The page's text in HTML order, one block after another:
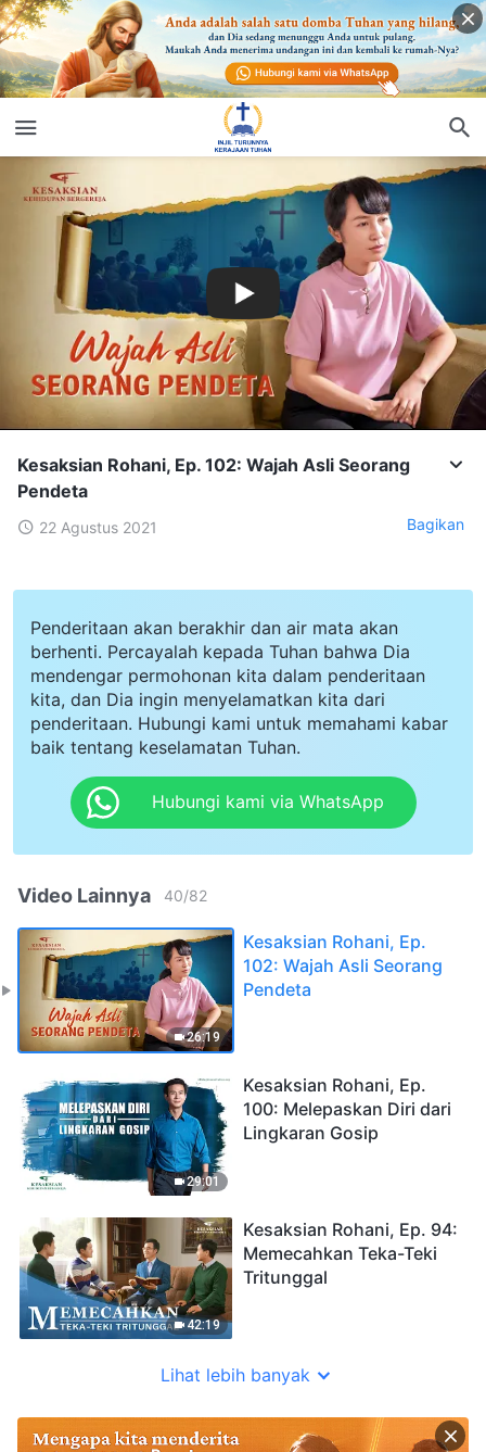
Kesaksian Rohani, Ep. 102: Wajah Asli Seorang
Pendeta
22 Agustus 2021 Bagikan
Penderitaan akan berakhir dan air mata akan
berhenti. Percayalah kepada Tuhan bahwa Dia
mendengar permohonan kita dalam penderitaan
kita, dan Dia ingin menyelamatkan kita dari
penderitaan. Hubungi kami untuk memahami kabar
baik tentang keselamatan Tuhan.
Hubungi kami via WhatsApp
Video Lainnya 40/82
26:19
Kesaksian Rohani, Ep.
102: Wajah Asli Seorang
Pendeta
29:01
Kesaksian Rohani, Ep.
100: Melepaskan Diri dari
Lingkaran Gosip
42:19
Kesaksian Rohani, Ep. 94:
Memecahkan Teka-Teki
Tritunggal
Lihat lebih banyak